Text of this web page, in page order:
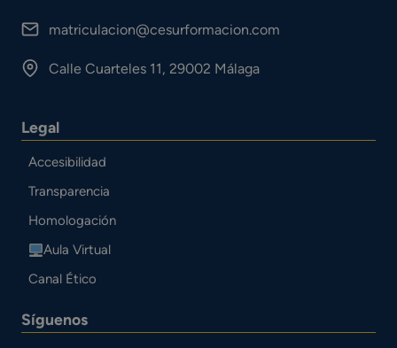
matriculacion@cesurformacion.com
Calle Cuarteles 11, 29002 Málaga
Legal
Accesibilidad
Transparencia
Homologación
Aula Virtual
Canal Ético
Síguenos